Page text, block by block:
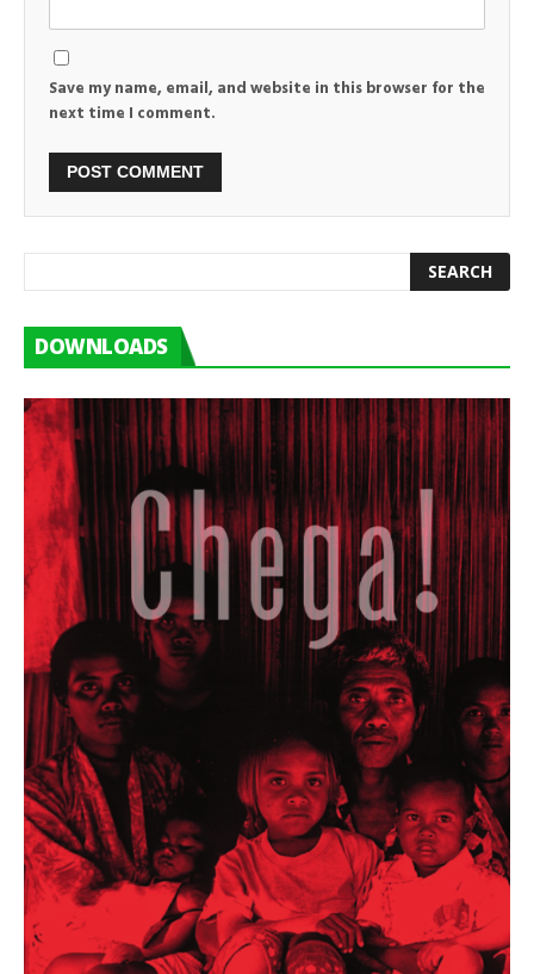
Save my name, email, and website in this browser for the
next time I comment.
DOWNLOADS